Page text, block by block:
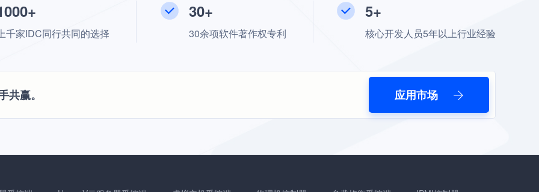
千家IDC同行共同的选择
30+
30余项软件著作权专利
5+
核心开发人员5年以上行业经验
赢。 应用市场